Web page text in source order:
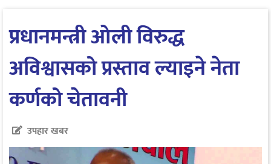
प्रधानमन्त्री ओली विरुद्ध
अविश्वासको प्रस्ताव ल्याइने नेता
कर्णको चेतावनी
उपहार खबर